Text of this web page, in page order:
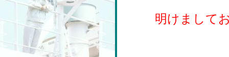
明けまして